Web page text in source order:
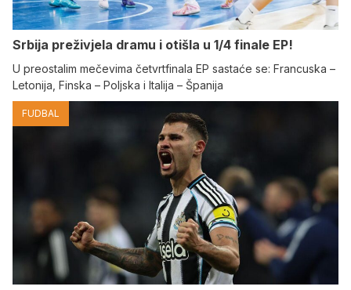
Srbija preživjela dramu i otišla u 1/4 finale EP!
U preostalim mečevima četvrtfinala EP sastaće se: Francuska –
Letonija, Finska – Poljska i Italija – Španija
FUDBAL